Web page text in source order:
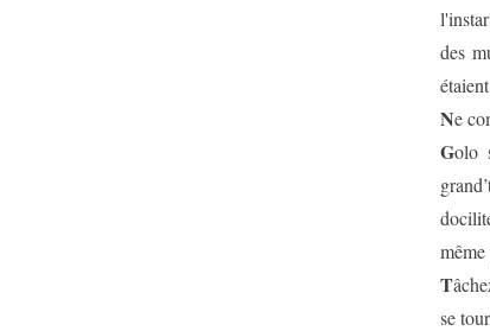
des
Ne
Golo
même
T
se